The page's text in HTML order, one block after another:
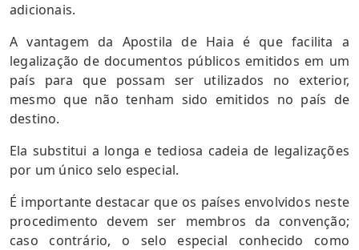
adicionais.
A vantagem da Apostila de Haia é que facilita a
legalização de documentos públicos emitidos em um
país para que possam ser utilizados no exterior,
mesmo que não tenham sido emitidos no país de
destino.
Ela substitui a longa e tediosa cadeia de legalizações
por um único selo especial.
É importante destacar que os países envolvidos neste
procedimento devem ser membros da convenção;
caso contrário, o selo especial conhecido como